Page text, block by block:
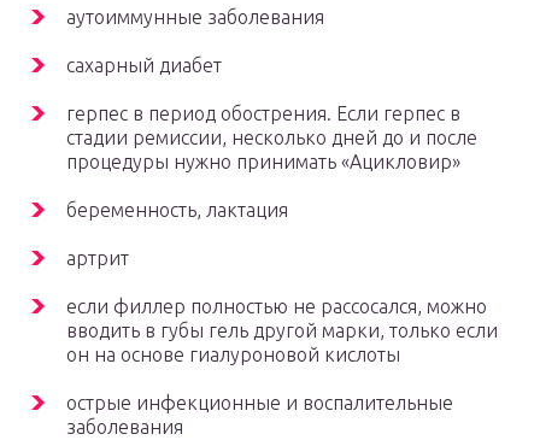
аутоиммунные заболевания
сахарный диабет
герпес в период обострения. Если герпес в
стадии ремиссии, несколько дней до и после
процедуры нужно принимать «Ацикловир»
беременность, лактация
артрит
если филлер полностью не рассосался, можно
вводить в губы гель другой марки, только если
он на основе гиалуроновой кислоты
острые инфекционные и воспалительные
заболевания